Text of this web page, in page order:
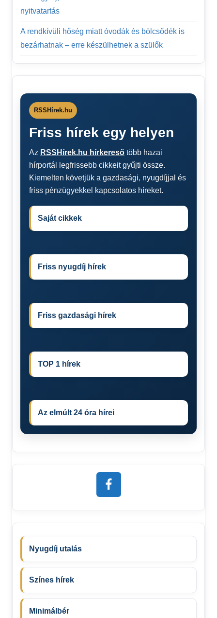
nyitvatartás
A rendkívüli hőség miatt óvodák és bölcsődék is
bezárhatnak – erre készülhetnek a szülők
RSSHírek.hu
Friss hírek egy helyen
Az RSSHírek.hu hírkereső több hazai
hírportál legfrissebb cikkeit gyűjti össze.
Kiemelten követjük a gazdasági, nyugdíjjal és
friss pénzügyekkel kapcsolatos híreket.
Saját cikkek
Friss nyugdíj hírek
Friss gazdasági hírek
TOP 1 hírek
Az elmúlt 24 óra hírei
Nyugdíj utalás
Színes hírek
Minimálbér